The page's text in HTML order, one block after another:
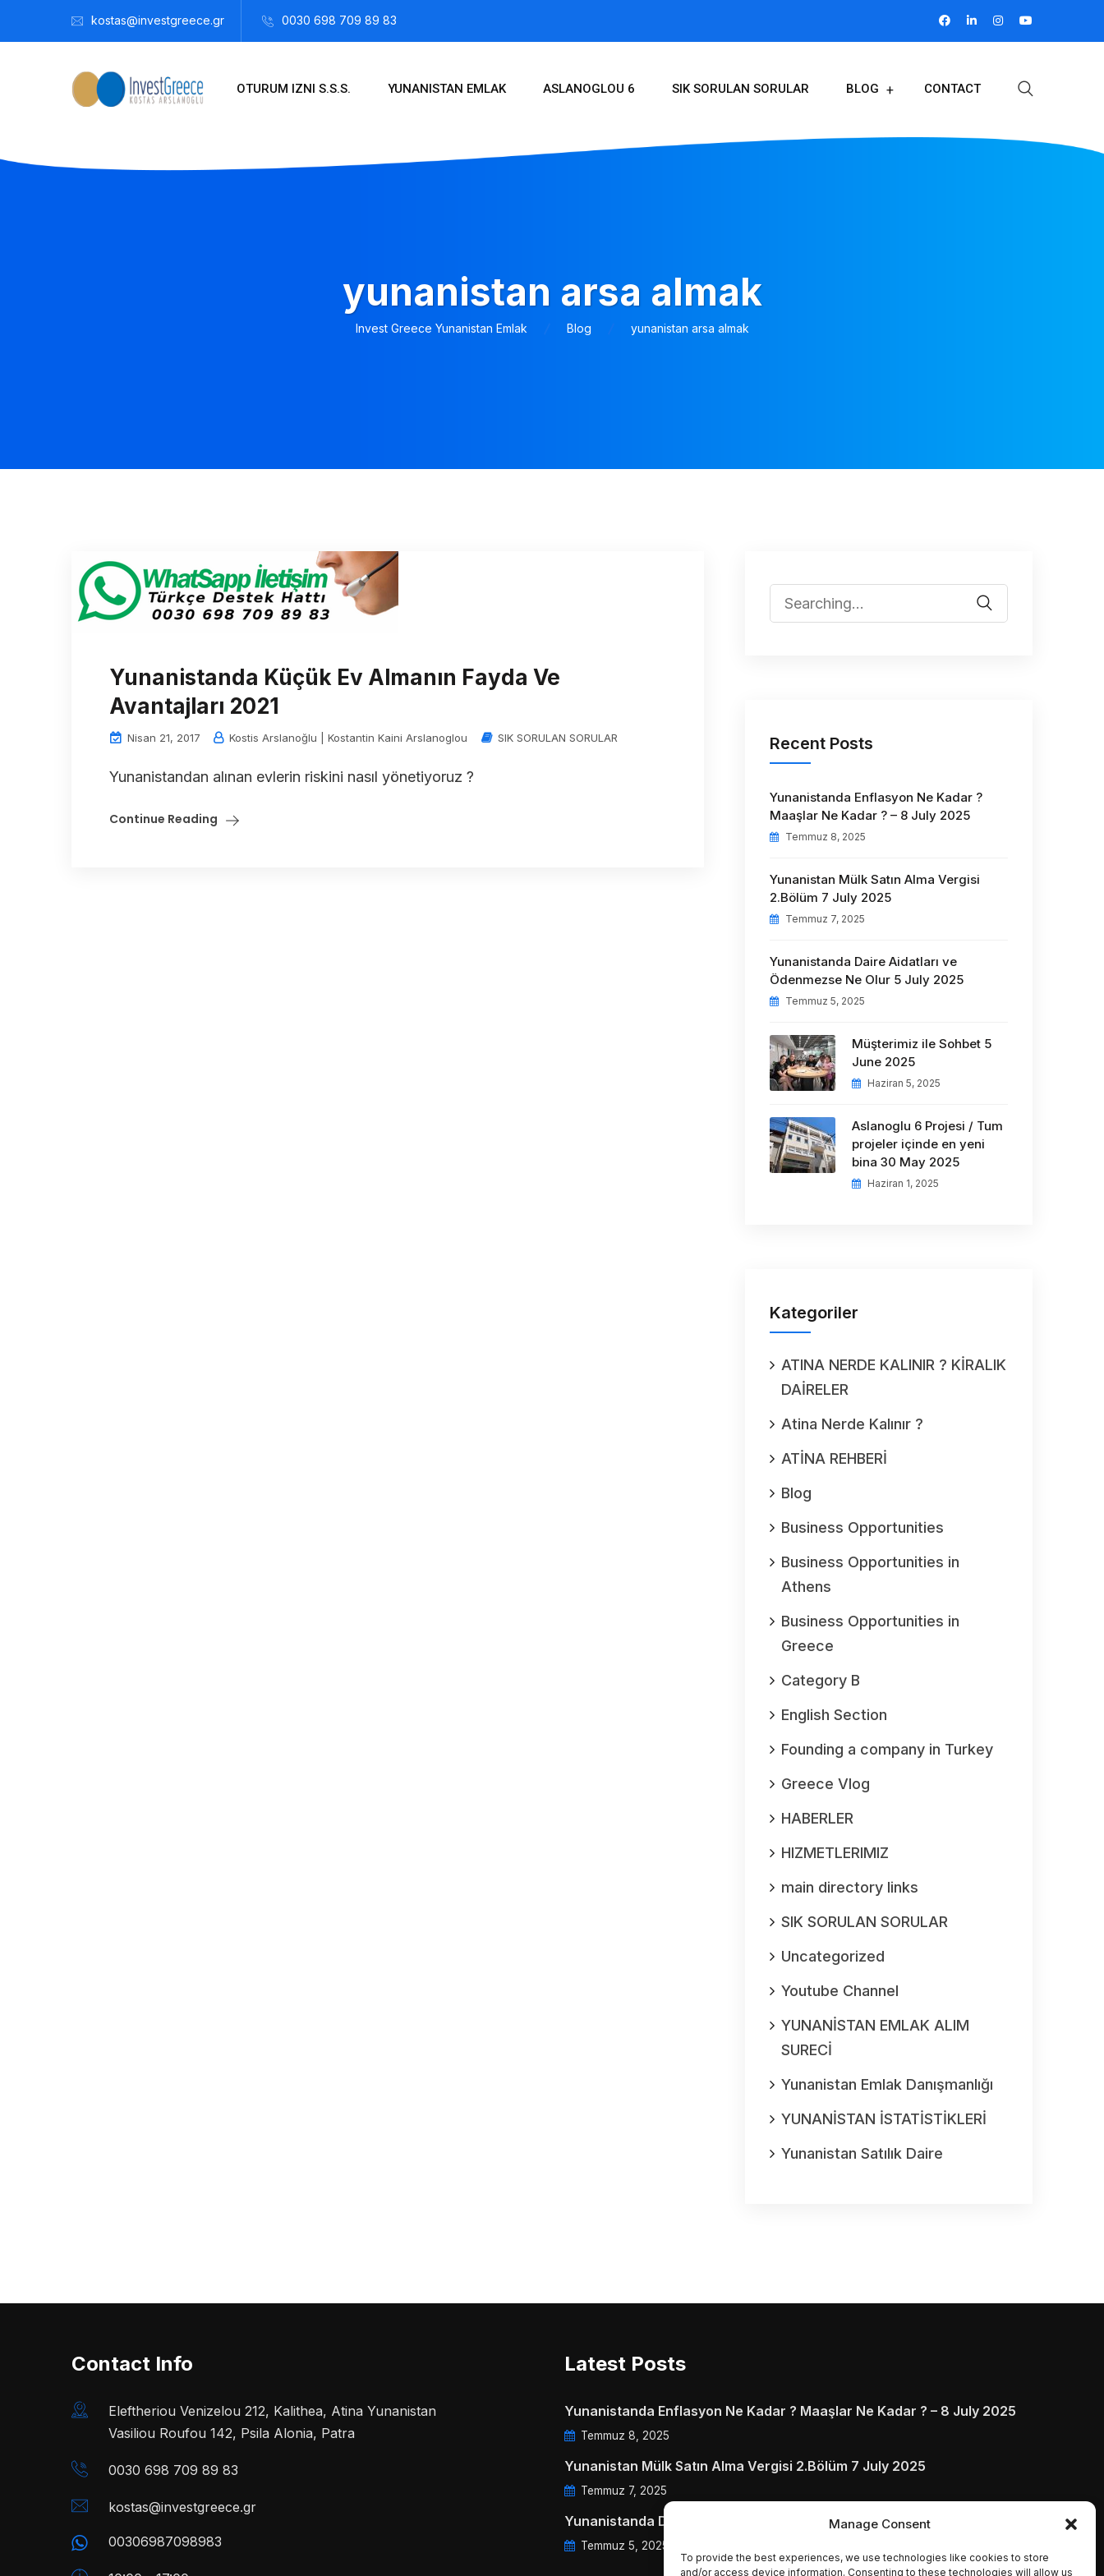
Manage Consent
To provide the best experiences, we use technologies like cookies to store
and/or access device information. Consenting to these technologies will allow us
kostas@investgreece.gr 0030 698 709 89 83
OTURUM IZNI S.S.S. YUNANISTAN EMLAK ASLANOGLOU 6 SIK SORULAN SORULAR BLOG CONTACT
yunanistan arsa almak
Invest Greece Yunanistan Emlak Blog yunanistan arsa almak
Yunanistanda Küçük Ev Almanın Fayda Ve
Avantajları 2021
Nisan 21, 2017 Kostis Arslanoğlu | Kostantin Kaini Arslanoglou SIK SORULAN SORULAR
Yunanistandan alınan evlerin riskini nasıl yönetiyoruz ?
Continue Reading
Recent Posts
Yunanistanda Enflasyon Ne Kadar ?
Maaşlar Ne Kadar ? – 8 July 2025
Temmuz 8, 2025
Yunanistan Mülk Satın Alma Vergisi
2.Bölüm 7 July 2025
Temmuz 7, 2025
Yunanistanda Daire Aidatları ve
Ödenmezse Ne Olur 5 July 2025
Temmuz 5, 2025
Müşterimiz ile Sohbet 5
June 2025
Haziran 5, 2025
Aslanoglu 6 Projesi / Tum
projeler içinde en yeni
bina 30 May 2025
Haziran 1, 2025
Kategoriler
ATINA NERDE KALINIR ? KİRALIK
DAİRELER
Atina Nerde Kalınır ?
ATİNA REHBERİ
Blog
Business Opportunities
Business Opportunities in
Athens
Business Opportunities in
Greece
Category B
English Section
Founding a company in Turkey
Greece Vlog
HABERLER
HIZMETLERIMIZ
main directory links
SIK SORULAN SORULAR
Uncategorized
Youtube Channel
YUNANİSTAN EMLAK ALIM
SURECİ
Yunanistan Emlak Danışmanlığı
YUNANİSTAN İSTATİSTİKLERİ
Yunanistan Satılık Daire
Contact Info
Eleftheriou Venizelou 212, Kalithea, Atina Yunanistan
Vasiliou Roufou 142, Psila Alonia, Patra
0030 698 709 89 83
kostas@investgreece.gr
00306987098983
Latest Posts
Yunanistanda Enflasyon Ne Kadar ? Maaşlar Ne Kadar ? – 8 July 2025
Temmuz 8, 2025
Yunanistan Mülk Satın Alma Vergisi 2.Bölüm 7 July 2025
Temmuz 7, 2025
Yunanistanda Daire Aidatları ve Ödenmezse Ne Olur 5 July 2025
Temmuz 5, 2025